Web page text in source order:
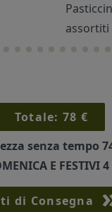
assortiti
Totale:78 €
senza tempo
E FESTIVI4
di Consegna